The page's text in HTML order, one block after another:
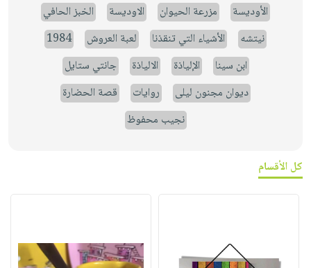
الأوديسة مزرعة الحيوان الاوديسة
الخبز الحافي
نيتشه
الأشياء التي تنقذنا لعبة العروش
1984
ابن سينا
الإلياذة الالياذة
جانتي ستايل
ديوان مجنون ليلى
روايات
قصة الحضارة
نجيب محفوظ
كل الأقسام